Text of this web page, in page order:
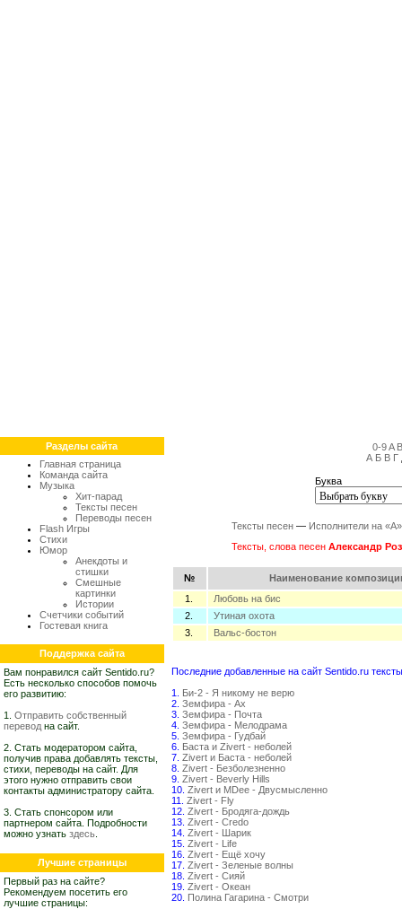
Разделы сайта
Главная страница
Команда сайта
Музыка
Хит-парад
Тексты песен
Переводы песен
Flash Игры
Стихи
Юмор
Анекдоты и
стишки
Смешные
картинки
Истории
Счетчики событий
Гостевая книга
Поддержка сайта
Вам понравился сайт Sentido.ru?
Есть несколько способов помочь
его развитию:
1. Отправить собственный
перевод на сайт.
2. Стать модератором сайта,
получив права добавлять тексты,
стихи, переводы на сайт. Для
этого нужно отправить свои
контакты администратору сайта.
3. Стать спонсором или
партнером сайта. Подробности
можно узнать здесь
Лучшие страницы
Первый раз на сайте?
Рекомендуем посетить его
лучшие страницы:
0-9 A
А Б В Г
Буква
Тексты песен — Исполнители на «А»
Тексты, слова песен Александр
№
Наименование
1.
Любовь на бис
2.
Утиная охота
3.
Вальс-бостон
Последние добавленные на сайт Sentido.ru
1. Би-2 - Я никому не верю
2. Земфира - Ах
3. Земфира - Почта
4. Земфира - Мелодрама
5. Земфира - Гудбай
6. Баста и Zivert - неболей
7. Zivert и Баста - неболей
8. Zivert - Безболезненно
9. Zivert - Beverly Hills
10. Zivert и MDee - Двусмысленно
11. Zivert - Fly
12. Zivert - Бродяга-дождь
13. Zivert - Credo
14. Zivert - Шарик
15. Zivert - Life
16. Zivert - Ещё хочу
17. Zivert - Зеленые волны
18. Zivert - Сияй
19. Zivert - Океан
20. Полина Гагарина - Смотри